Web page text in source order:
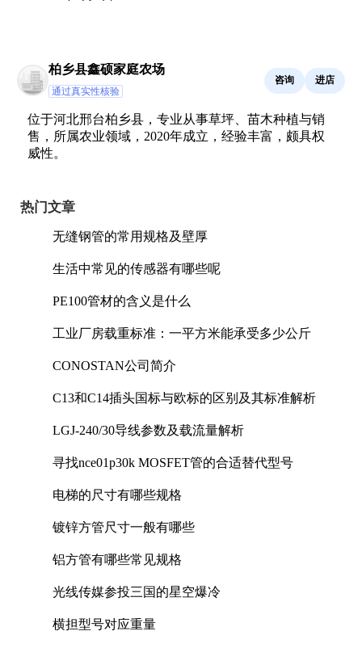
柏乡县鑫硕家庭农场
通过真实性核验
咨询 进店
位于河北邢台柏乡县，专业从事草坪、苗木种植与销
售，所属农业领域，2020年成立，经验丰富，颇具权
威性。
热门文章
无缝钢管的常用规格及壁厚
生活中常见的传感器有哪些呢
PE100管材的含义是什么
工业厂房载重标准：一平方米能承受多少公斤
CONOSTAN公司简介
C13和C14插头国标与欧标的区别及其标准解析
LGJ-240/30导线参数及载流量解析
寻找nce01p30k MOSFET管的合适替代型号
电梯的尺寸有哪些规格
镀锌方管尺寸一般有哪些
铝方管有哪些常见规格
光线传媒参投三国的星空爆冷
横担型号对应重量